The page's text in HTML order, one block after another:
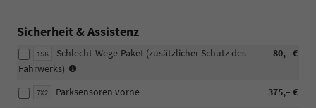
Sicherheit & Assistenz
1SK 80,– €
Schlecht-Wege-Paket (zusätzlicher Schutz des
Fahrwerks)
mit
7X2 375,– €
Parksensoren vorne